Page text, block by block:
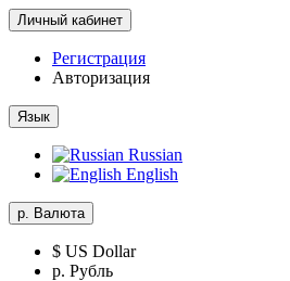
Личный кабинет
Регистрация
Авторизация
Язык
Russian
English
р. Валюта
$ US Dollar
р. Рубль